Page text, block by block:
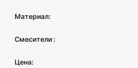
Материал:
Смесители :
Цена: